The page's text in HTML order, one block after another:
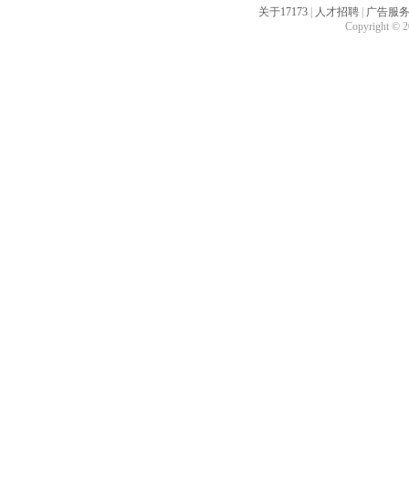
关于17173 人才招聘
广告服务
Copyright ©